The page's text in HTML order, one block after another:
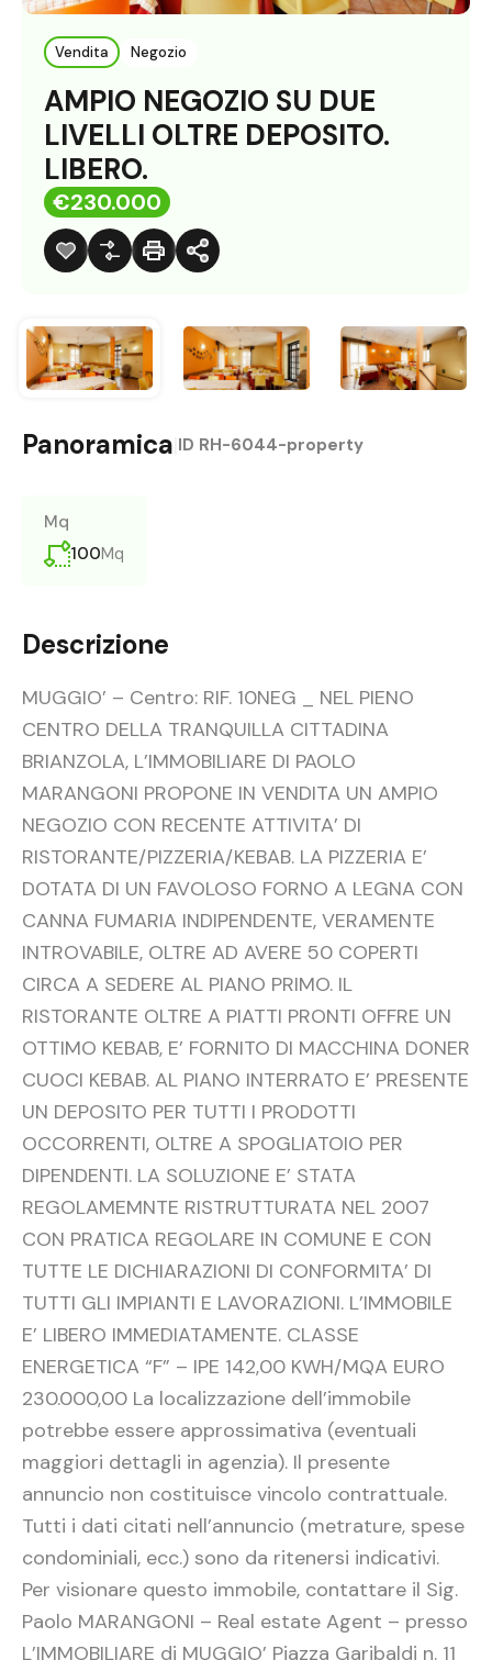
Vendita Negozio
AMPIO NEGOZIO SU DUE
LIVELLI OLTRE DEPOSITO.
LIBERO.
€230.000
Panoramica ID RH-6044-property
Mq
100Mq
Descrizione
MUGGIO’ – Centro: RIF. 10NEG _ NEL PIENO
CENTRO DELLA TRANQUILLA CITTADINA
BRIANZOLA, L’IMMOBILIARE DI PAOLO
MARANGONI PROPONE IN VENDITA UN AMPIO
NEGOZIO CON RECENTE ATTIVITA’ DI
RISTORANTE/PIZZERIA/KEBAB. LA PIZZERIA E’
DOTATA DI UN FAVOLOSO FORNO A LEGNA CON
CANNA FUMARIA INDIPENDENTE, VERAMENTE
INTROVABILE, OLTRE AD AVERE 50 COPERTI
CIRCA A SEDERE AL PIANO PRIMO. IL
RISTORANTE OLTRE A PIATTI PRONTI OFFRE UN
OTTIMO KEBAB, E’ FORNITO DI MACCHINA DONER
CUOCI KEBAB. AL PIANO INTERRATO E’ PRESENTE
UN DEPOSITO PER TUTTI I PRODOTTI
OCCORRENTI, OLTRE A SPOGLIATOIO PER
DIPENDENTI. LA SOLUZIONE E’ STATA
REGOLAMEMNTE RISTRUTTURATA NEL 2007
CON PRATICA REGOLARE IN COMUNE E CON
TUTTE LE DICHIARAZIONI DI CONFORMITA’ DI
TUTTI GLI IMPIANTI E LAVORAZIONI. L’IMMOBILE
E’ LIBERO IMMEDIATAMENTE. CLASSE
ENERGETICA “F” – IPE 142,00 KWH/MQA EURO
230.000,00 La localizzazione dell’immobile
potrebbe essere approssimativa (eventuali
maggiori dettagli in agenzia). Il presente
annuncio non costituisce vincolo contrattuale.
Tutti i dati citati nell’annuncio (metrature, spese
condominiali, ecc.) sono da ritenersi indicativi.
Per visionare questo immobile, contattare il Sig.
Paolo MARANGONI – Real estate Agent – presso
L’IMMOBILIARE di MUGGIO’ Piazza Garibaldi n. 11